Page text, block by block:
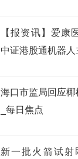
【报资讯】爱康
中证港股通机器
海口市监局回应
_每日焦点
新一批火箭试射